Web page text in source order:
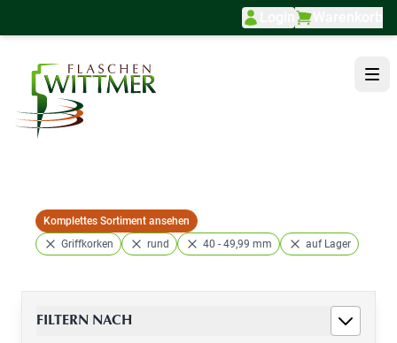
Komplettes Sortiment ansehen
Griffkorken
rund 40 - 49,99 mm auf Lager
FILTERN NACH